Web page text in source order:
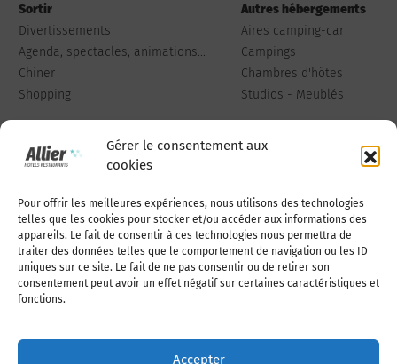
Gérer le consentement aux
cookies
Pour offrir les meilleures expériences, nous utilisons des technologies
telles que les cookies pour stocker et/ou accéder aux informations des
appareils. Le fait de consentir à ces technologies nous permettra de
traiter des données telles que le comportement de navigation ou les ID
uniques sur ce site. Le fait de ne pas consentir ou de retirer son
consentement peut avoir un effet négatif sur certaines caractéristiques et
fonctions.
Accepter
Sortir
Divertissements
Agenda, spectacles, animations...
Chiner
Shopping
Autres hébergements
Aires camping-car
Campings
Chambres d'hôtes
Studios - Meublés
Qui sommes-nous Publiez votre annonce
Adhérer à l’association Nous contacter